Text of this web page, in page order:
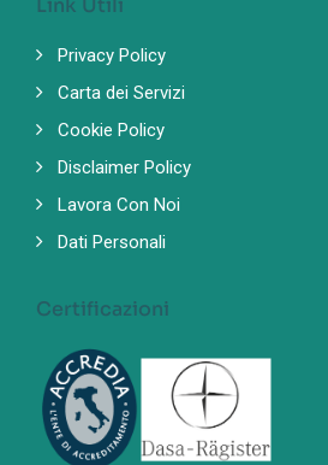
Link Utili
Privacy Policy
Carta dei Servizi
Cookie Policy
Disclaimer Policy
Lavora Con Noi
Dati Personali
Certificazioni